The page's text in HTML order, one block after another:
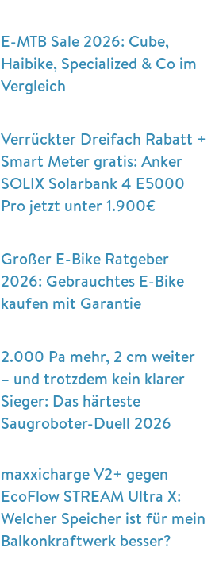
E-MTB Sale 2026: Cube,
Haibike, Specialized & Co im
Vergleich
Verrückter Dreifach Rabatt +
Smart Meter gratis: Anker
SOLIX Solarbank 4 E5000
Pro jetzt unter 1.900€
Großer E-Bike Ratgeber
2026: Gebrauchtes E-Bike
kaufen mit Garantie
2.000 Pa mehr, 2 cm weiter
– und trotzdem kein klarer
Sieger: Das härteste
Saugroboter-Duell 2026
maxxicharge V2+ gegen
EcoFlow STREAM Ultra X:
Welcher Speicher ist für mein
Balkonkraftwerk besser?